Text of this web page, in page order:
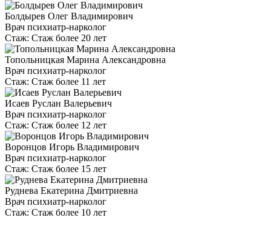
Болдырев Олег Владимирович
Врач психиатр-нарколог
Стаж: Стаж более 20 лет
Топольницкая Марина Александровна
Врач психиатр-нарколог
Стаж: Стаж более 11 лет
Исаев Руслан Валерьевич
Врач психиатр-нарколог
Стаж: Стаж более 12 лет
Воронцов Игорь Владимирович
Врач психиатр-нарколог
Стаж: Стаж более 15 лет
Руднева Екатерина Дмитриевна
Врач психиатр-нарколог
Стаж: Стаж более 10 лет